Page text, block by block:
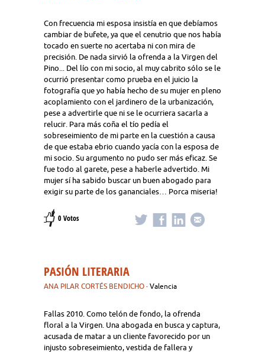
Con frecuencia mi esposa insistía en que debíamos
cambiar de bufete, ya que el cenutrio que nos había
tocado en suerte no acertaba ni con mira de
precisión. De nada sirvió la ofrenda a la Virgen del
Pino... Del lío con mi socio, al muy cabrito sólo se le
ocurrió presentar como prueba en el juicio la
fotografía que yo había hecho de su mujer en pleno
acoplamiento con el jardinero de la urbanización,
pese a advertirle que ni se le ocurriera sacarla a
relucir. Para más coña el tío pedía el
sobreseimiento de mi parte en la cuestión a causa
de que estaba ebrio cuando yacía con la esposa de
mi socio. Su argumento no pudo ser más eficaz. Se
fue todo al garete, pese a haberle advertido. Mi
mujer sí ha sabido buscar un buen abogado para
exigir su parte de los gananciales… Porca miseria!
0 Votos
PASIÓN LITERARIA
ANA PILAR CORTÉS BENDICHO · Valencia
Fallas 2010. Como telón de fondo, la ofrenda
floral a la Virgen. Una abogada en busca y captura,
acusada de matar a un cliente favorecido por un
injusto sobreseimiento, vestida de fallera y